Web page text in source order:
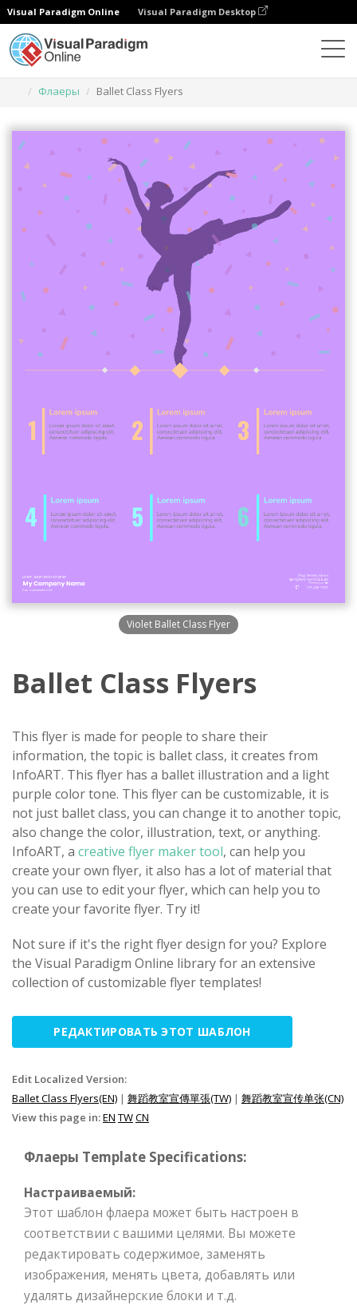
Visual Paradigm Online Visual Paradigm Desktop
Флаеры
Ballet Class Flyers
Violet Ballet Class Flyer
Ballet Class Flyers
This flyer is made for people to share their
information, the topic is ballet class, it creates from
InfoART. This flyer has a ballet illustration and a light
purple color tone. This flyer can be customizable, it is
not just ballet class, you can change it to another topic,
also change the color, illustration, text, or anything.
InfoART, a creative flyer maker tool, can help you
create your own flyer, it also has a lot of material that
you can use to edit your flyer, which can help you to
create your favorite flyer. Try it!
Not sure if it's the right flyer design for you? Explore
the Visual Paradigm Online library for an extensive
collection of customizable flyer templates!
РЕДАКТИРОВАТЬ ЭТОТ ШАБЛОН
Edit Localized Version:
Ballet Class Flyers(EN) | 舞蹈教室宣傳單張(TW) | 舞蹈教室宣传单张(CN)
View this page in:EN TWCN
Флаеры Template Specifications:
Настраиваемый:
Этот шаблон флаера может быть настроен в
соответствии с вашими целями. Вы можете
редактировать содержимое, заменять
изображения, менять цвета, добавлять или
удалять дизайнерские блоки и т.д.